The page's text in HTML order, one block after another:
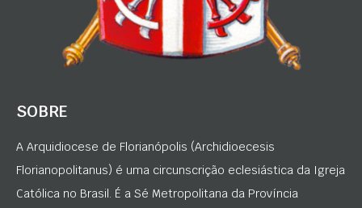
SOBRE
A Arquidiocese de Florianópolis (Archidioecesis
Florianopolitanus) é uma circunscrição eclesiástica da Igreja
Católica no Brasil. É a Sé Metropolitana da Província